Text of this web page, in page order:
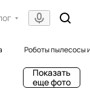
Роботы пылесосы
Показать
еще фото